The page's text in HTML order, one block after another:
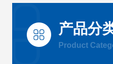
产品分
Product